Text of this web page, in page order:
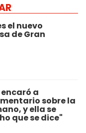
el nuevo
de Gran
a
sobre la
y ella se
que se dice"